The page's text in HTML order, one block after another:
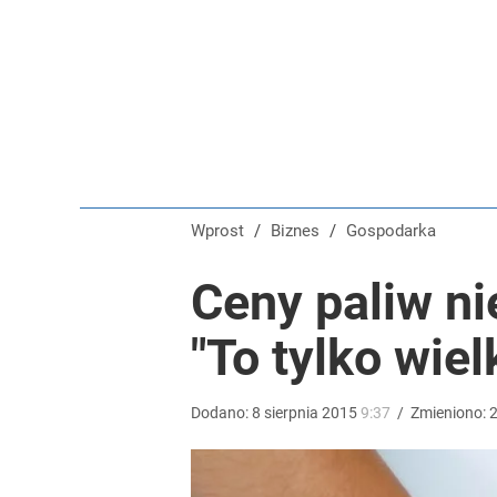
dodaj
Tajemnica paragonów grozy. Tak restauratorzy
Wprost / Biznes / Gospodarka
Ceny paliw
"To tylko
Dodano:8 sierpnia 20159:37 / Zmieniono: